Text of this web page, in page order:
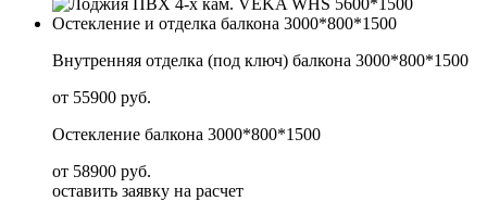
Остекление и отделка балкона 3000*800*1500
Внутренняя отделка (под ключ) балкона 3000*800*1500
от 55900 руб.
Остекление балкона 3000*800*1500
от 58900 руб.
оставить заявку на расчет